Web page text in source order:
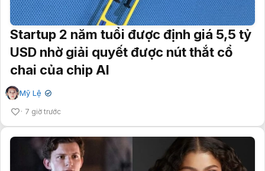
Startup 2 năm tuổi được định giá 5,5 tỷ
USD nhờ giải quyết được nút thắt cổ
chai của chip AI
Mỹ Lệ ✔
7 giờ trước